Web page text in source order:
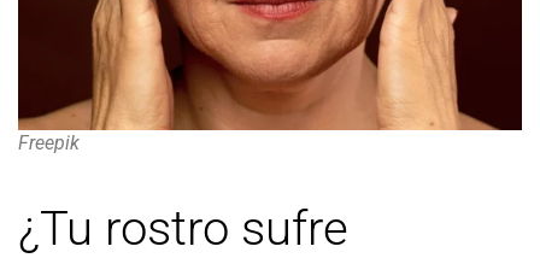
Freepik
¿Tu rostro sufre